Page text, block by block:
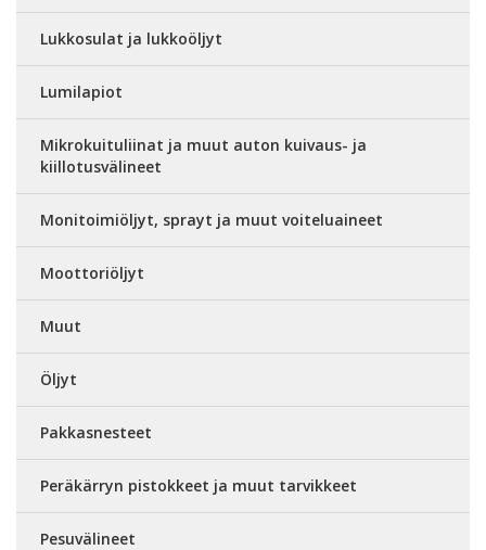
Lukkosulat ja lukkoöljyt
Lumilapiot
Mikrokuituliinat ja muut auton kuivaus- ja
kiillotusvälineet
Monitoimiöljyt, sprayt ja muut voiteluaineet
Moottoriöljyt
Muut
Öljyt
Pakkasnesteet
Peräkärryn pistokkeet ja muut tarvikkeet
Pesuvälineet